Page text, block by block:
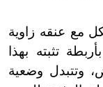
مع عنقه زاوية
تثبته بهذا
وتتبدل وضعية